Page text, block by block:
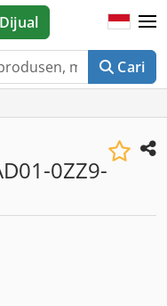
Cari
Dijual
0ZZ9-